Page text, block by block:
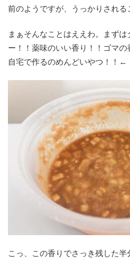
前のようですが、うっかりされる
まぁそんなことはええわ。まず
ー！！薬味のいい香り！！ゴマの
自宅で作るのめんどいやつ！！←
こっ、この香りでさっき残した